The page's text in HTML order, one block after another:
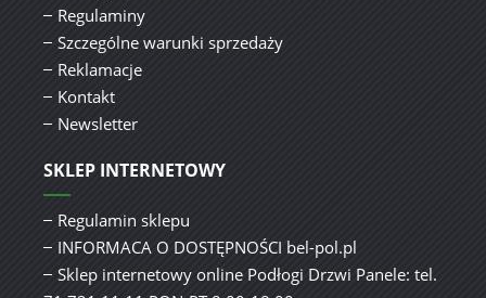
Regulaminy
Szczególne warunki sprzedaży
Reklamacje
Kontakt
Newsletter
SKLEP INTERNETOWY
Regulamin sklepu
INFORMACA O DOSTĘPNOŚCI bel-pol.pl
Sklep internetowy online Podłogi Drzwi Panele: tel.